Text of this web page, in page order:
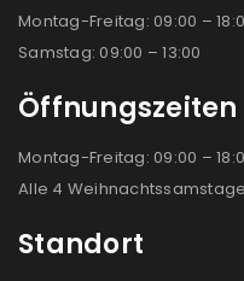
Montag-Freitag: 09:00 –
Samstag: 09:00 – 13:00
Montag-Freitag: 09:00 –
Alle 4 Weihnachtssamstage
Standort